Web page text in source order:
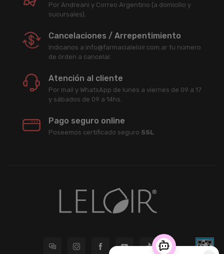
Por Andreani y Correo Argentino (a domicilio y
sucursales).
Cancelaciones / Arrepentimiento
Indicanos a info@farmacialeloir.com.ar tu número
de órden a cancelar.
Atención al cliente
Por mail y WhatsApp de lunes a viernes de 09 a 17
y sábados de 09 a 14hs.
Pago seguro online
Poseemos certificado seguro SSL